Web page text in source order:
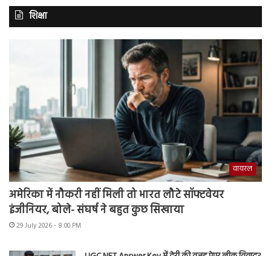
शिक्षा
वायरल
अमेरिका में नौकरी नहीं मिली तो भारत लौटे सॉफ्टवेयर
इंजीनियर, बोले- संघर्ष ने बहुत कुछ सिखाया
29 July 2026 - 8:00 PM